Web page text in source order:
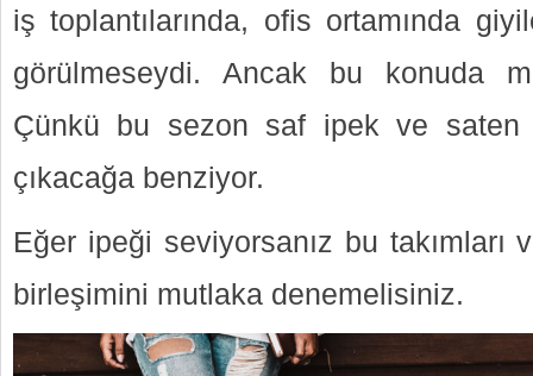
iş toplantılarında, ofis ortamında
görülmeseydi. Ancak bu konuda
Çünkü bu sezon saf ipek ve saten
çıkacağa benziyor.
Eğer ipeği seviyorsanız bu
birleşimini mutlaka denemelisiniz.